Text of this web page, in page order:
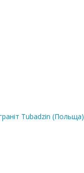
Tubadzin (Польща)